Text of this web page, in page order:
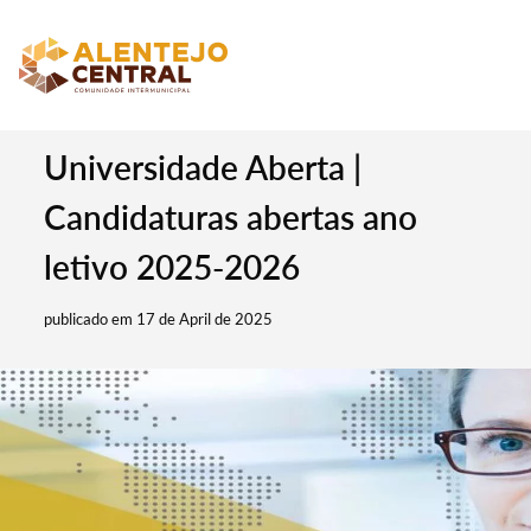
Universidade Aberta |
Candidaturas abertas ano
letivo 2025-2026
publicado em 17 de April de 2025